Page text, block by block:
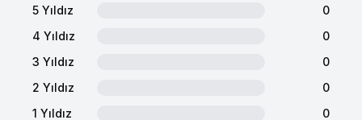
5 Yıldız
0
4 Yıldız
0
3 Yıldız
0
2 Yıldız
0
1 Yıldız
0